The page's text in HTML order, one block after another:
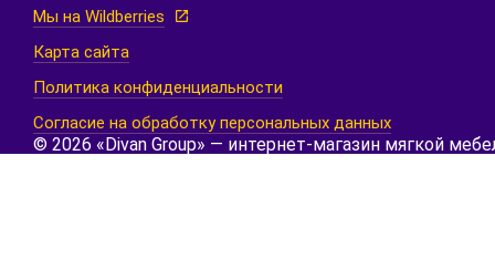
Мы на Wildberries
Карта сайта
Политика конфиденциальности
Согласие на обработку персональных данных
© 2026 «Divan Group» — интернет-магазин мягкой